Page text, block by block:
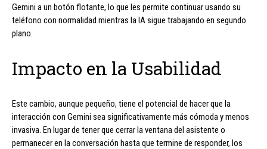
Gemini a un botón flotante, lo que les permite continuar usando su
teléfono con normalidad mientras la IA sigue trabajando en segundo
plano.
Impacto en la Usabilidad
Este cambio, aunque pequeño, tiene el potencial de hacer que la
interacción con Gemini sea significativamente más cómoda y menos
invasiva. En lugar de tener que cerrar la ventana del asistente o
permanecer en la conversación hasta que termine de responder, los